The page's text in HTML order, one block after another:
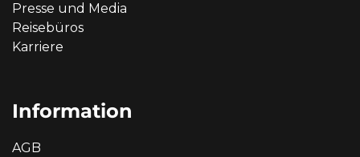
Presse und Media
Reisebüros
Karriere
Information
AGB